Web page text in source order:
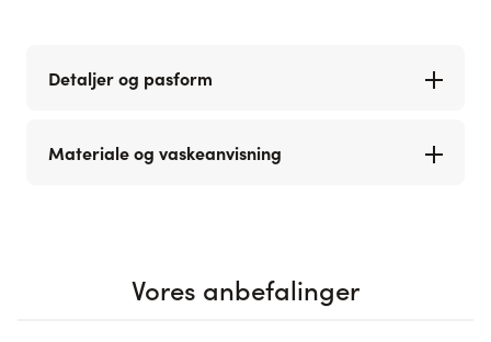
Detaljer og pasform
Materiale og vaskeanvisning
Vores anbefalinger